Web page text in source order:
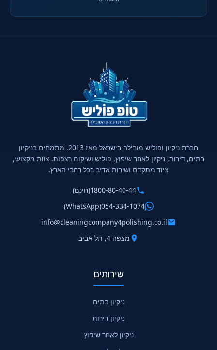
חברת ניקיון ופוליש מובילה בישראל מאז 2013. מתמחים בניקיון
בתים, דירות, ניקיון לאחר שיפוץ, פוליש ושיקום רצפות. צוות מקצועי,
ציוד מתקדם ושירות אדיב בכל רחבי הארץ.
1800-80-40-44(חינם)
054-334-1074
(WhatsApp)
info@cleaningcompany4polishing.co.il
מצפה 4, תל אביב
שירותים
ניקיון בתים
ניקיון דירות
ניקיון לאחר שיפוץ